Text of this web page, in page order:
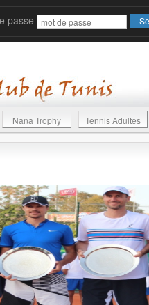
passe
Nana Trophy Tennis Adultes